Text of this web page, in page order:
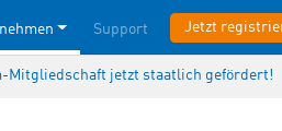
Support Jetzt
Mitgliedschaft jetzt staatlich gefördert!